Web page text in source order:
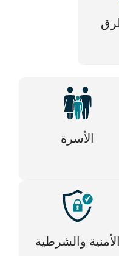
الأسرة
والشرطية